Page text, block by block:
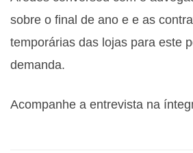
sobre o final de ano e e as
temporárias das lojas para este
demanda.
Acompanhe a entrevista na